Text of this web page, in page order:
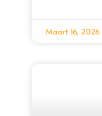
Maart 16, 2026